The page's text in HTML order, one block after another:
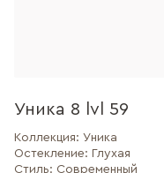
Уника 8 lvl 59
Коллекция: Уника
Остекление: Глухая
Стиль: Современный